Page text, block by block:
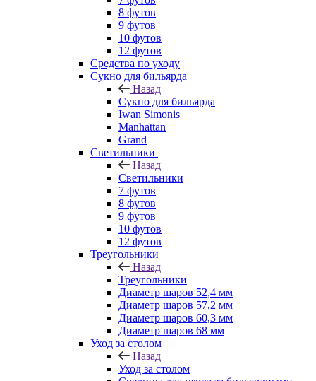
8 футов
9 футов
10 футов
12 футов
Средства по уходу
Сукно для бильярда
Назад
Сукно для бильярда
Iwan Simonis
Manhattan
Grand
Светильники
Назад
Светильники
7 футов
8 футов
9 футов
10 футов
12 футов
Треугольники
Назад
Треугольники
Диаметр шаров 52,4 мм
Диаметр шаров 57,2 мм
Диаметр шаров 60,3 мм
Диаметр шаров 68 мм
Уход за столом
Назад
Уход за столом